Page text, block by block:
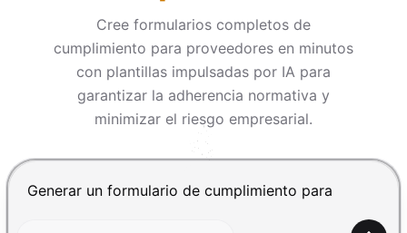
INICIAR SESIÓN
PROBAR GRATIS
Cree formularios completos de
cumplimiento para proveedores en minutos
con plantillas impulsadas por IA para
garantizar la adherencia normativa y
minimizar el riesgo empresarial.
Presiona Enter para enviar, Shift+Enter para añadir